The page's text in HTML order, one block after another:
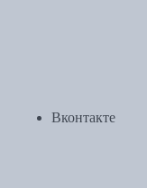
Вконтакте